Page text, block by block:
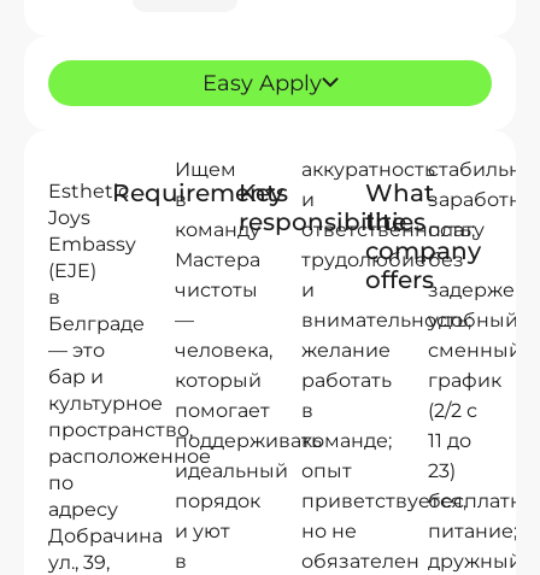
Easy Apply
Esthetic
Joys
Embassy
(EJE)
в
Белграде
— это
бар и
культурное
пространство,
расположенное
по
адресу
Добрачина
ул., 39,
Requirements
Ищем
в
команду
Мастера
чистоты
—
человека,
который
помогает
поддерживать
идеальный
порядок
и уют
в
Key
responsibilities
аккуратность
и
ответственность;
трудолюбие
и
внимательность;
желание
работать
в
команде;
опыт
приветствуется,
но не
обязателен
What
the
company
offers
плату
без
задержек;
удобный
сменный
график
(2/2 с
11 до
23)
питание;
дружный